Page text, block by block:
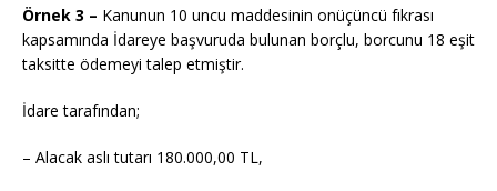
Örnek 3 – Kanunun 10 uncu maddesinin onüçüncü fıkrası
kapsamında İdareye başvuruda bulunan borçlu, borcunu 18 eşit
taksitte ödemeyi talep etmiştir.
İdare tarafından;
– Alacak aslı tutarı 180.000,00 TL,